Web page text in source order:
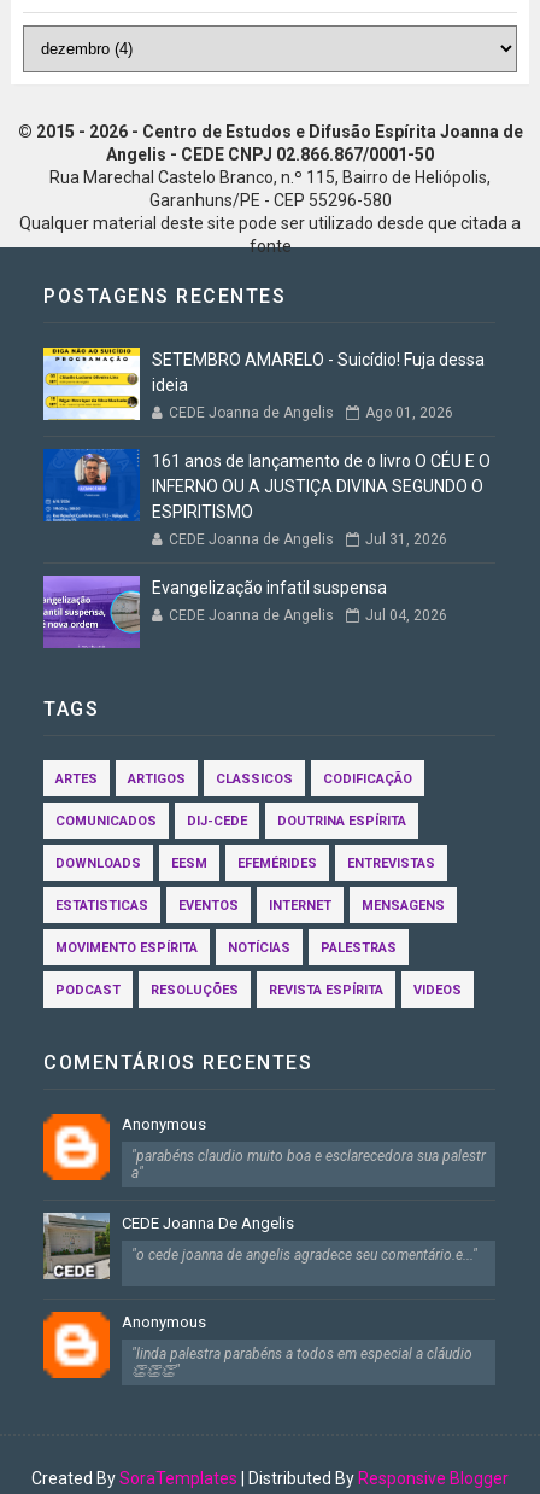
© 2015 - 2026 - Centro de Estudos e Difusão Espírita Joanna de
Angelis - CEDE CNPJ 02.866.867/0001-50
Rua Marechal Castelo Branco, n.º 115, Bairro de Heliópolis,
Garanhuns/PE - CEP 55296-580
Qualquer material deste site pode ser utilizado desde que citada a
fonte
POSTAGENS RECENTES
SETEMBRO AMARELO - Suicídio! Fuja dessa
ideia
CEDE Joanna de Angelis Ago 01, 2026
161 anos de lançamento de o livro O CÉU E O
INFERNO OU A JUSTIÇA DIVINA SEGUNDO O
ESPIRITISMO
CEDE Joanna de Angelis Jul 31, 2026
Evangelização infatil suspensa
CEDE Joanna de Angelis Jul 04, 2026
TAGS
ARTES ARTIGOS CLASSICOS CODIFICAÇÃO
COMUNICADOS DIJ-CEDE DOUTRINA ESPÍRITA
DOWNLOADS EESM EFEMÉRIDES ENTREVISTAS
ESTATISTICAS EVENTOS INTERNET MENSAGENS
MOVIMENTO ESPÍRITA NOTÍCIAS PALESTRAS
PODCAST RESOLUÇÕES REVISTA ESPÍRITA VIDEOS
COMENTÁRIOS RECENTES
Anonymous
"parabéns claudio muito boa e esclarecedora sua palestr
a"
CEDE Joanna De Angelis
"o cede joanna de angelis agradece seu comentário.e..."
Anonymous
"linda palestra parabéns a todos em especial a cláudio
👏👏👏"
Created BySoraTemplates | Distributed By Responsive Blogger